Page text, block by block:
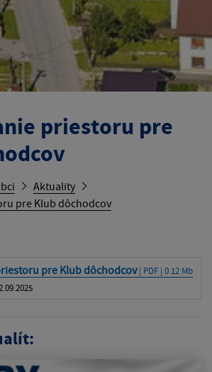
priestoru pre
Aktuality
pre Klub dôchodcov
pre Klub dôchodcov| PDF | 0.12 Mb